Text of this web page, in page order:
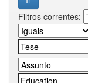
Filtros correntes: